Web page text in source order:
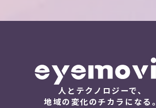
人とテクノロジーで、
地域の変化のチカラになる。